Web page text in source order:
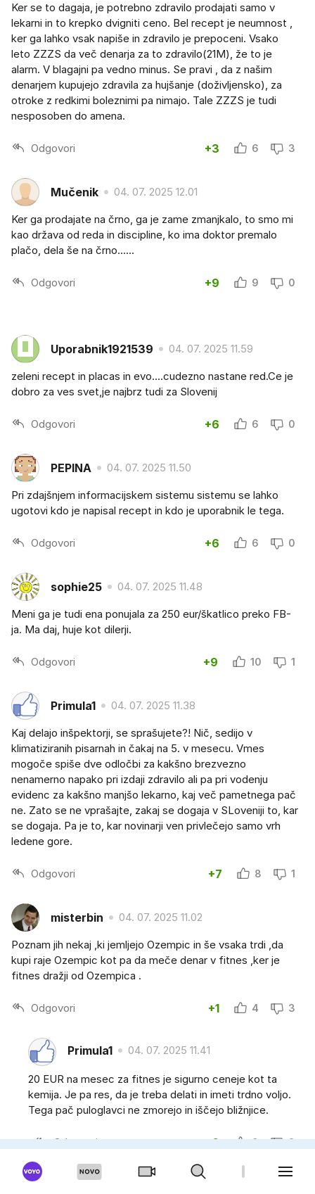
Ker se to dagaja, je potrebno zdravilo prodajati samo v
lekarni in to krepko dvigniti ceno. Bel recept je neumnost ,
ker ga lahko vsak napiše in zdravilo je prepoceni. Vsako
leto ZZZS da več denarja za to zdravilo(21M), že to je
alarm. V blagajni pa vedno minus. Se pravi , da z našim
denarjem kupujejo zdravila za hujšanje (doživljensko), za
otroke z redkimi boleznimi pa nimajo. Tale ZZZS je tudi
nesposoben do amena.
Odgovori +3 6 3
Mučenik 04. 07. 2025 12.01
Ker ga prodajate na črno, ga je zame zmanjkalo, to smo mi
kao država od reda in discipline, ko ima doktor premalo
plačo, dela še na črno......
Odgovori +9 9 0
Uporabnik1921539 04. 07. 2025 11.59
zeleni recept in placas in evo....cudezno nastane red.Ce je
dobro za ves svet,je najbrz tudi za Slovenij
Odgovori +6 6 0
PEPINA 04. 07. 2025 11.50
Pri zdajšnjem informacijskem sistemu sistemu se lahko
ugotovi kdo je napisal recept in kdo je uporabnik le tega.
Odgovori +6 6 0
sophie25 04. 07. 2025 11.48
Meni ga je tudi ena ponujala za 250 eur/škatlico preko FB-
ja. Ma daj, huje kot dilerji.
Odgovori +9 10 1
Primula1 04. 07. 2025 11.38
Kaj delajo inšpektorji, se sprašujete?! Nič, sedijo v
klimatiziranih pisarnah in čakaj na 5. v mesecu. Vmes
mogoče spiše dve odločbi za kakšno brezvezno
nenamerno napako pri izdaji zdravilo ali pa pri vodenju
evidenc za kakšno manjšo lekarno, kaj več pametnega pač
ne. Zato se ne vprašajte, zakaj se dogaja v SLoveniji to, kar
se dogaja. Pa je to, kar novinarji ven privlečejo samo vrh
ledene gore.
Odgovori +7 8 1
misterbin 04. 07. 2025 11.02
Poznam jih nekaj ,ki jemljejo Ozempic in še vsaka trdi ,da
kupi raje Ozempic kot pa da meče denar v fitnes ,ker je
fitnes dražji od Ozempica .
Odgovori +1 4 3
Primula1 04. 07. 2025 11.41
20 EUR na mesec za fitnes je sigurno ceneje kot ta
kemija. Je pa res, da je treba delati in imeti trdno voljo.
Tega pač puloglavci ne zmorejo in iščejo bližnjice.
Odgovori +6 9 3